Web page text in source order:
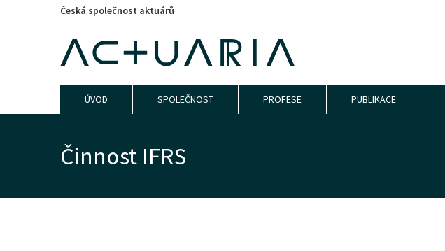
Česká společnost aktuárů
ÚVOD SPOLEČNOST PROFESE PUBLIKACE
Činnost IFRS